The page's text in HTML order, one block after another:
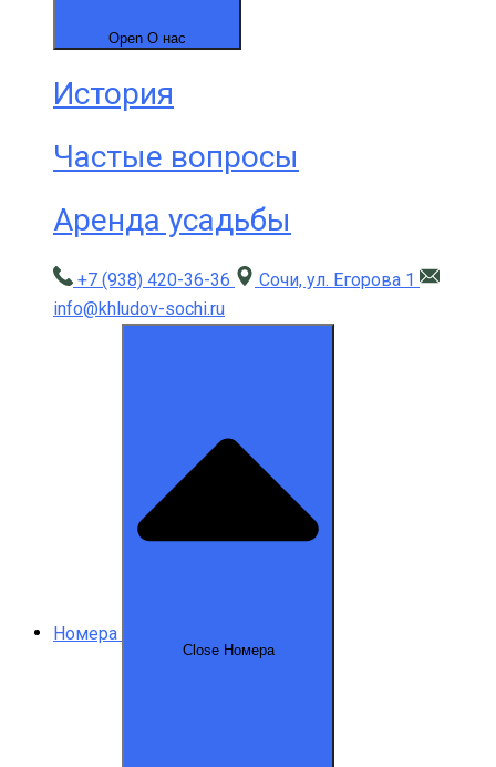
Open О нас
История
Частые вопросы
Аренда усадьбы
+7 (938) 420-36-36
Сочи, ул. Егорова 1
info@khludov-sochi.ru
Номера
Close Номера